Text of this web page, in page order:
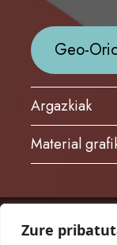
Zure
Geo-
Argazkiak
Material
ORIOKO